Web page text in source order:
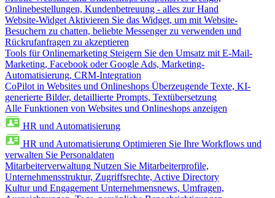
Onlinebestellungen, Kundenbetreuung - alles zur Hand
Website-Widget Aktivieren Sie das Widget, um mit Website-
Besuchern zu chatten, beliebte Messenger zu verwenden und
Rückrufanfragen zu akzeptieren
Tools für Onlinemarketing Steigern Sie den Umsatz mit E-Mail-
Marketing, Facebook oder Google Ads, Marketing-
Automatisierung, CRM-Integration
CoPilot in Websites und Onlineshops Überzeugende Texte, KI-
generierte Bilder, detaillierte Prompts, Textübersetzung
Alle Funktionen von Websites und Onlineshops anzeigen
HR und Automatisierung
HR und Automatisierung Optimieren Sie Ihre Workflows und
verwalten Sie Personaldaten
Mitarbeiterverwaltung Nutzen Sie Mitarbeiterprofile,
Unternehmensstruktur, Zugriffsrechte, Active Directory
Kultur und Engagement Unternehmensnews, Umfragen,